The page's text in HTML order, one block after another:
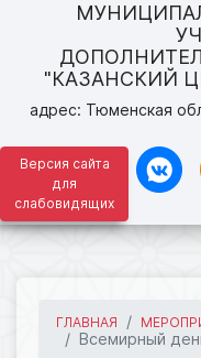
Версия сайта
для
слабовидящих
"КАЗАНСКИЙ
адрес: Тюменская
ГЛАВНАЯ
Всемирный